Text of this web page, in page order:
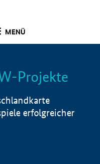
MENÜ
Info
Projekte
erfolgreicher